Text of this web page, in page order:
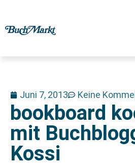
Juni 7, 2013 Keine
bookboard
mit
Kossi